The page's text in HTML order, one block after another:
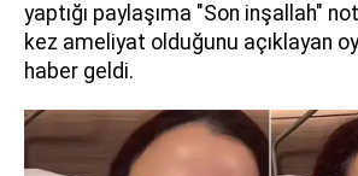
yaptığı paylaşıma "Son inşallah"
kez ameliyat olduğunu açıklayan
haber geldi.